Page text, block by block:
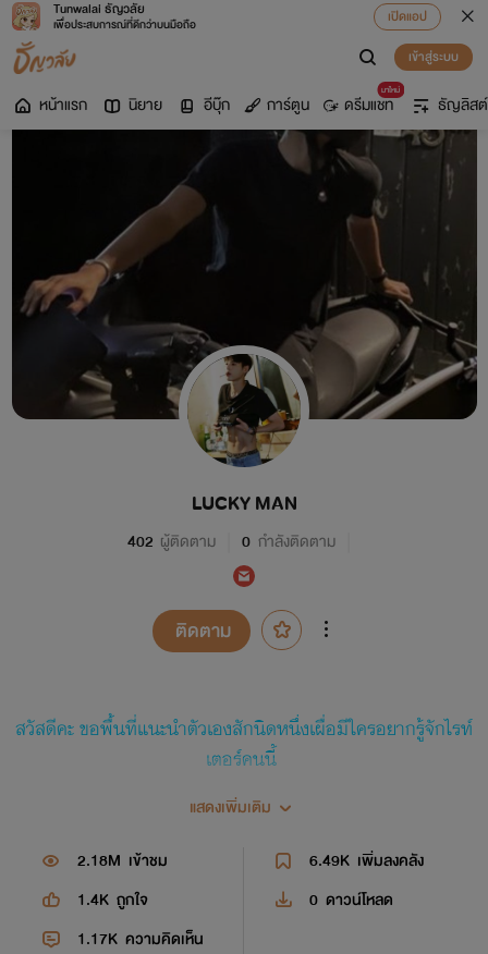
Tunwalai ธัญวลัย
เพื่อประสบการณ์ที่ดีกว่าบนมือถือ
เปิดแอป
เข้าสู่ระบบ
หน้าแรก นิยาย อีบุ๊ก การ์ตูน
มาใหม่
ดรีมแชท ธัญลิสต์
LUCKY MAN
402 ผู้ติดตาม 0 กำลังติดตาม
ติดตาม
สวัสดีคะ ขอพื้นที่แนะนำตัวเองสักนิดหนึ่งเผื่อมีใครอยากรู้จักไรท์
เตอร์คนนี้
สาเหตุที่แต่งนิยาย: เพื่อตอบสนองความต้องการส่วนตัวของ
อายุเท่าไหร่: เกิดวันที่7/11/2542
แสดงเพิ่มเติม
2.18M เข้าชม 6.49K เพิ่มลงคลัง
1.4K ถูกใจ 0 ดาวน์โหลด
1.17K ความคิดเห็น